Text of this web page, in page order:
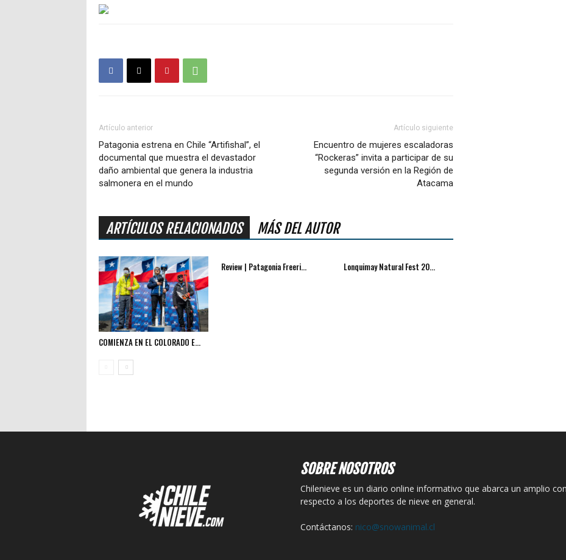
Artículo anterior
Patagonia estrena en Chile “Artifishal”, el
documental que muestra el devastador
daño ambiental que genera la industria
salmonera en el mundo
Artículo siguiente
Encuentro de mujeres escaladoras
“Rockeras” invita a participar de su
segunda versión en la Región de
Atacama
ARTÍCULOS RELACIONADOS MÁS DEL AUTOR
COMIENZA EN EL COLORADO E...
Review | Patagonia Freeri... Lonquimay Natural Fest 20...
SOBRE NOSOTROS
Chilenieve es un diario online informativo que abarca un amplio
respecto a los deportes de nieve en general.
Contáctanos: nico@snowanimal.cl